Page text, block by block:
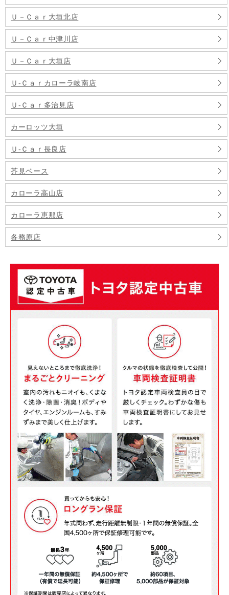
Ｕ－Ｃａｒ大垣北店
Ｕ－Ｃａｒ中津川店
Ｕ－Ｃａｒ大垣店
Ｕ‐Ｃａｒカローラ岐南店
Ｕ‐Ｃａｒ多治見店
カーロッツ大垣
Ｕ‐Ｃａｒ長良店
芥見ベース
カローラ高山店
カローラ恵那店
各務原店